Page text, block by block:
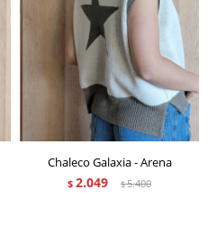
Chaleco Galaxia - Arena
$ 2.049 $5.400